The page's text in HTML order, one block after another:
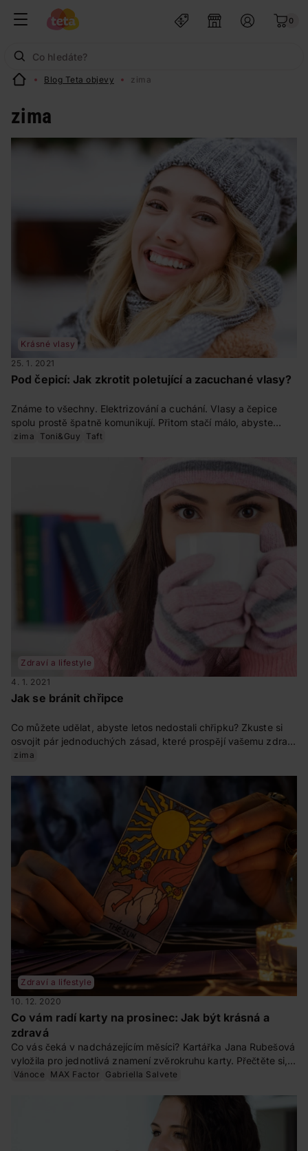
0
Blog Teta objevy zima
zima
Krásné vlasy
25. 1. 2021
Pod čepicí: Jak zkrotit poletující a zacuchané vlasy?
Známe to všechny. Elektrizování a cuchání. Vlasy a čepice
spolu prostě špatně komunikují. Přitom stačí málo, abyste
těmto nepříjemným projevům předešla. Vyzkoušejte naše
zima Toni&Guy Taft
Zdraví a lifestyle
4. 1. 2021
Jak se bránit chřipce
Co můžete udělat, abyste letos nedostali chřipku? Zkuste si
osvojit pár jednoduchých zásad, které prospějí vašemu zdraví
a nedají virům šanci.
zima
Zdraví a lifestyle
10. 12. 2020
Co vám radí karty na prosinec: Jak být krásná a
zdravá
Co vás čeká v nadcházejícím měsíci? Kartářka Jana Rubešová
vyložila pro jednotlivá znamení zvěrokruhu karty. Přečtěte si,
jak prospějete zdraví a podtrhnete svůj půvab a krásu.
Vánoce MAX Factor Gabriella Salvete